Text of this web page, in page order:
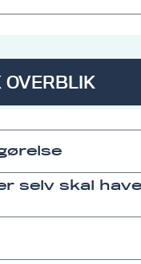
OVERBLIK
selv skal